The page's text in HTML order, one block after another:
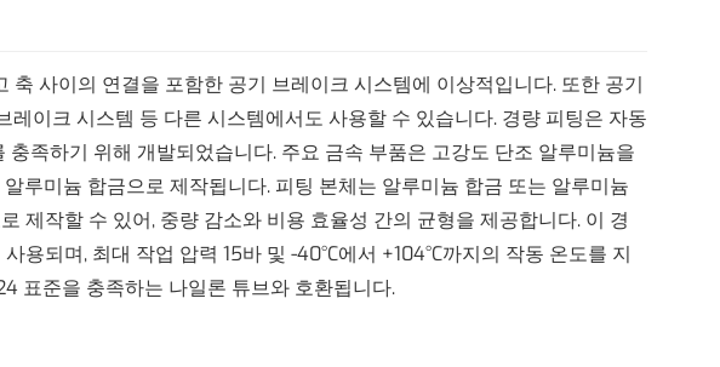
축 사이의 연결을 포함한 공기 브레이크 시스템에 이상적입니다. 또한 공기
레이크 시스템 등 다른 시스템에서도 사용할 수 있습니다. 경량 피팅은 자동
충족하기 위해 개발되었습니다. 주요 금속 부품은 고강도 단조 알루미늄을
루미늄 합금으로 제작됩니다. 피팅 본체는 알루미늄 합금 또는 알루미늄
제작할 수 있어, 중량 감소와 비용 효율성 간의 균형을 제공합니다. 이 경
용되며, 최대 작업 압력 15바 및 -40°C에서 +104°C까지의 작동 온도를 지
표준을 충족하는 나일론 튜브와 호환됩니다.